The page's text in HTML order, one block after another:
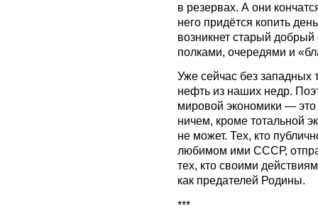
в резервах. А они
него придётся копить
возникнет старый
полками, очередями и
Уже сейчас без
нефть из наших недр.
мировой экономики —
ничем, кроме тотальной
не может. Тех, кто
любимом ими СССР,
тех, кто своими
как предателей Родины.
***